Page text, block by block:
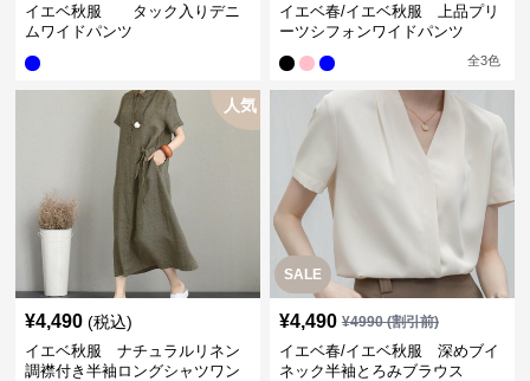
イエベ秋服 タック入りデニ
ムワイドパンツ
イエベ春/イエベ秋服 上品プリ
ーツシフォンワイドパンツ
全3色
人気
¥4,490 (税込)
イエベ秋服 ナチュラルリネン
調襟付き半袖ロングシャツワン
SALE
¥4,490 ¥4990(割引前)
イエベ春/イエベ秋服 深めブイ
ネック半袖とろみブラウス